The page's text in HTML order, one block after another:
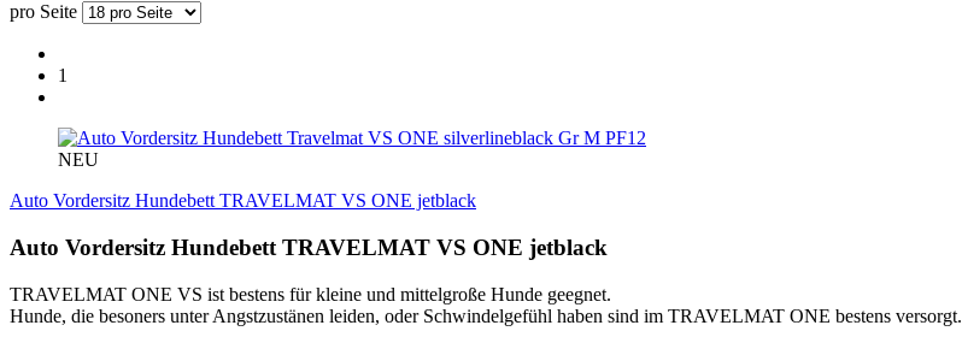
pro Seite
1
PF12
NEU
Auto Vordersitz Hundebett TRAVELMAT VS ONE jetblack
Auto Vordersitz Hundebett TRAVELMAT VS ONE jetblack
TRAVELMAT ONE VS ist bestens für kleine und mittelgroße Hunde geegnet.
Hunde, die besoners unter Angstzustänen leiden, oder Schwindelgefühl haben sind im TRAVELMAT ONE bestens versorgt.